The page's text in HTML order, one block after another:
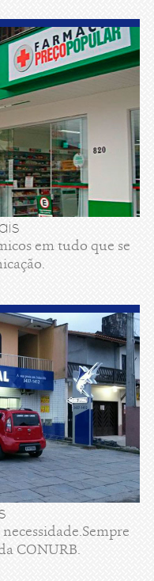
em tudo que se
CONURB.